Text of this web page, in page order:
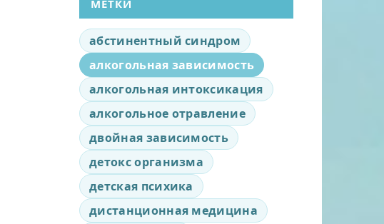
МЕТКИ
абстинентный синдром
алкогольная зависимость
алкогольная интоксикация
алкогольное отравление
двойная зависимость
детокс организма
детская психика
дистанционная медицина